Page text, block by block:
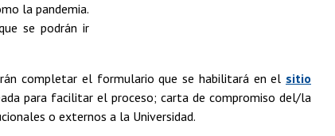
la pandemia.
se podrán ir
completar el formulario que se habilitará en el sitio
para facilitar el proceso; carta de compromiso del/la
o externos a la Universidad.